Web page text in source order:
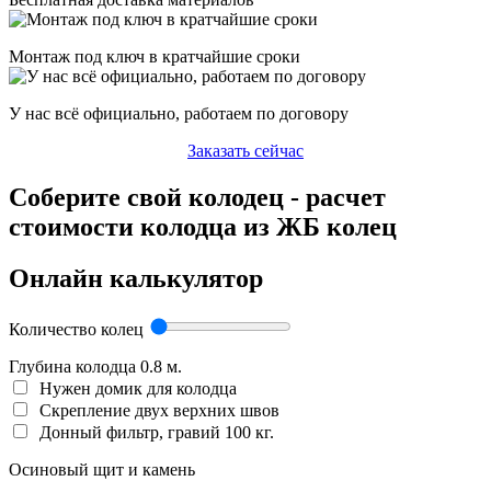
Монтаж под ключ в кратчайшие сроки
У нас всё официально, работаем по договору
Заказать сейчас
Соберите свой колодец - расчет
стоимости колодца из ЖБ колец
Онлайн калькулятор
Количество колец
Глубина колодца 0.8 м.
Нужен домик для колодца
Скрепление двух верхних швов
Донный фильтр, гравий 100 кг.
Осиновый щит и камень